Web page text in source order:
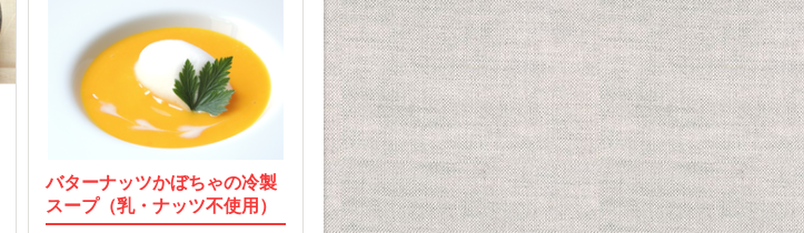
バターナッツかぼちゃの冷製
スープ（乳・ナッツ不使用）